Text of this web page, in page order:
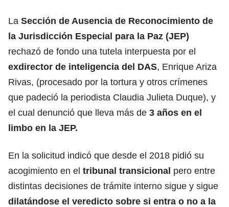
La Sección de Ausencia de Reconocimiento de
la Jurisdicción Especial para la Paz (JEP)
rechazó de fondo una tutela interpuesta por el
exdirector de inteligencia del DAS, Enrique Ariza
Rivas, (procesado por la tortura y otros crímenes
que padeció la periodista Claudia Julieta Duque), y
el cual denunció que lleva más de 3 años en el
limbo en la JEP.
En la solicitud indicó que desde el 2018 pidió su
acogimiento en el tribunal transicional pero entre
distintas decisiones de trámite interno sigue y sigue
dilatándose el veredicto sobre si entra o no a la